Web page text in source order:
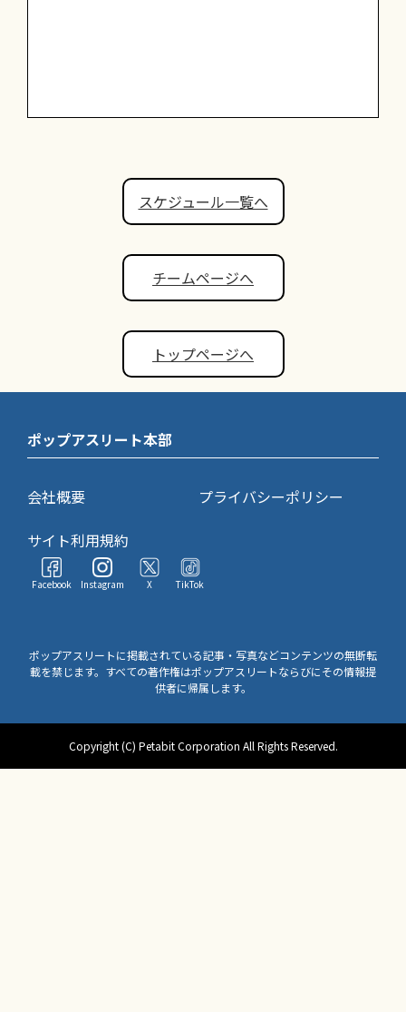
スケジュール一覧へ
チームページへ
トップページへ
ポップアスリート本部
会社概要
プライバシーポリシー
サイト利用規約
Facebook Instagram X TikTok
ポップアスリートに掲載されている記事・写真などコンテンツの無断転
載を禁じます。すべての著作権はポップアスリートならびにその情報提
供者に帰属します。
Copyright (C) Petabit Corporation All Rights Reserved.